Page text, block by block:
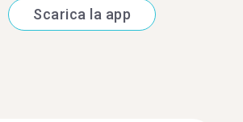
Scarica la app